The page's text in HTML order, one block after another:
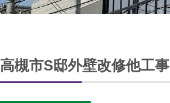
高槻市S邸外壁改修他工事